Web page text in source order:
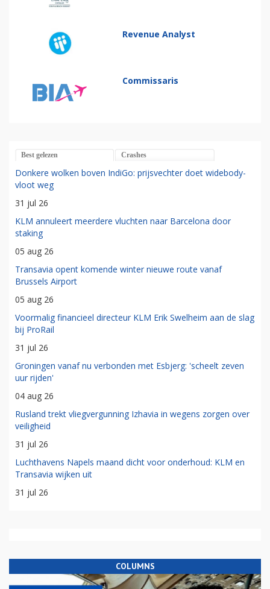
Revenue Analyst
Commissaris
Best gelezen Crashes
Donkere wolken boven IndiGo: prijsvechter doet widebody-
vloot weg
31 jul 26
KLM annuleert meerdere vluchten naar Barcelona door
staking
05 aug 26
Transavia opent komende winter nieuwe route vanaf
Brussels Airport
05 aug 26
Voormalig financieel directeur KLM Erik Swelheim aan de slag
bij ProRail
31 jul 26
Groningen vanaf nu verbonden met Esbjerg: 'scheelt zeven
uur rijden'
04 aug 26
Rusland trekt vliegvergunning Izhavia in wegens zorgen over
veiligheid
31 jul 26
Luchthavens Napels maand dicht voor onderhoud: KLM en
Transavia wijken uit
31 jul 26
COLUMNS